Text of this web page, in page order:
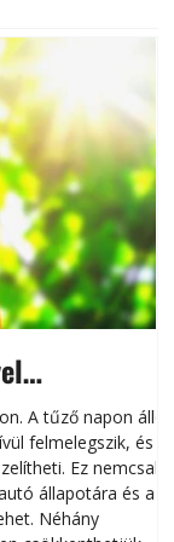
károktól
A tűző napon álló
felmelegszik, és
Ez nemcsak
állapotára és a
Néhány